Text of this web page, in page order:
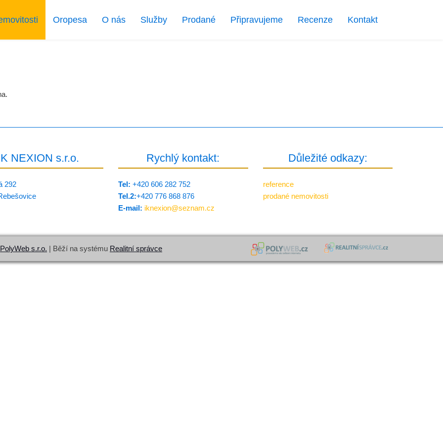
Oropesa O nás Služby Prodané Připravujeme Recenze Kontakt
NEXION s.r.o.
292
Rychlý kontakt:
Tel: +420 606 282 752
Tel.2:+420 776 8­68 876
E-mail: iknexion@seznam.cz
Důležité odkazy:
reference
prodané nemovitosti
PolyWeb s.r.o. | Běží na systému Realitní správce